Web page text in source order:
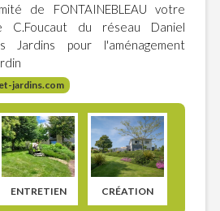
de FONTAINEBLEAU votre
C.Foucaut du réseau Daniel
Jardins pour l'aménagement
jardins.com
ENTRETIEN CRÉATION